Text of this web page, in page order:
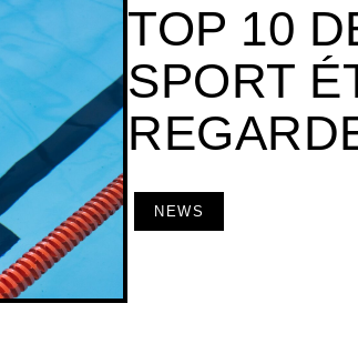
TOP 10
SPORT
NEWS